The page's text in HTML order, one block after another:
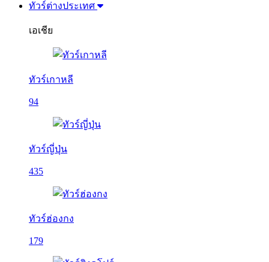
ทัวร์ต่างประเทศ
เอเชีย
ทัวร์เกาหลี
94
ทัวร์ญี่ปุ่น
435
ทัวร์ฮ่องกง
179